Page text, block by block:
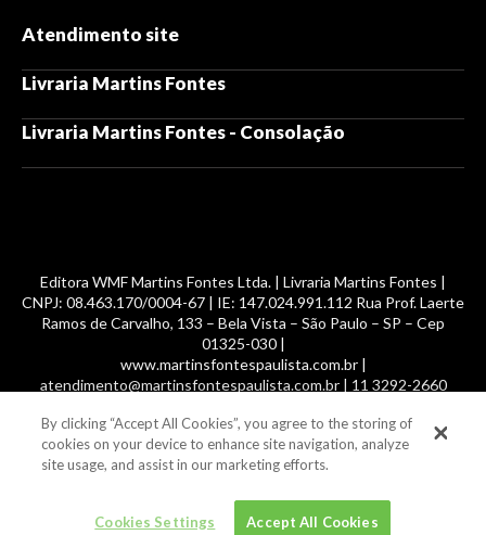
Atendimento site
Livraria Martins Fontes
Livraria Martins Fontes - Consolação
Editora WMF Martins Fontes Ltda. | Livraria Martins Fontes |
CNPJ: 08.463.170/0004-67 | IE: 147.024.991.112 Rua Prof. Laerte
Ramos de Carvalho, 133 – Bela Vista – São Paulo – SP – Cep
01325-030 |
www.martinsfontespaulista.com.br |
atendimento@martinsfontespaulista.com.br | 11 3292-2660
© 2014 -2026, MartinsFontes livros nacionais e importados,
com mais de 700 mil títulos. Todos os direitos reservados.
By clicking “Accept All Cookies”, you agree to the storing of
cookies on your device to enhance site navigation, analyze
site usage, and assist in our marketing efforts.
Cookies Settings Accept All Cookies